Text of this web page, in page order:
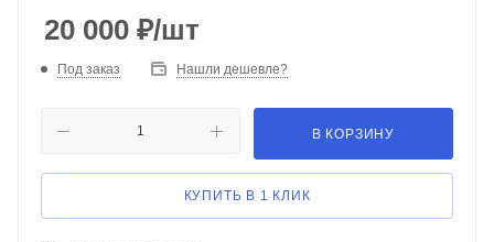
20 000 ₽/шт
Под заказ Нашли дешевле?
В КОРЗИНУ
КУПИТЬ В 1 КЛИК